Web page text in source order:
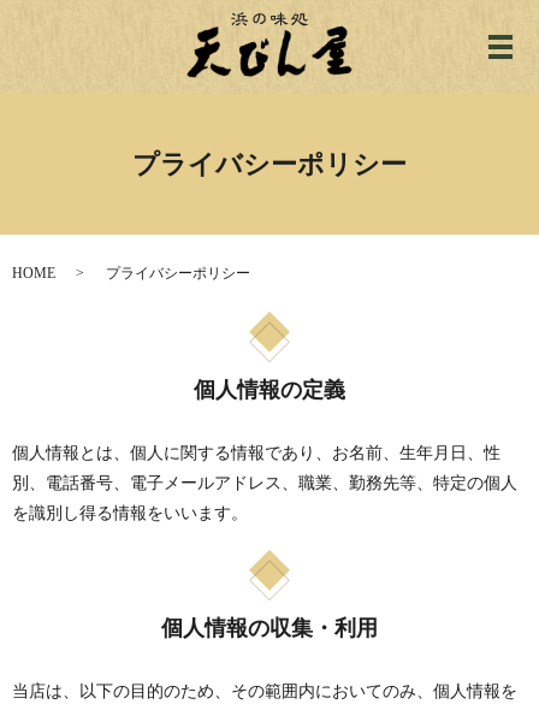
メ
プライバシーポリシー
HOME プライバシーポリシー
個人情報の定義
個人情報とは、個人に関する情報であり、お名前、生年月日、性
別、電話番号、電子メールアドレス、職業、勤務先等、特定の個人
を識別し得る情報をいいます。
個人情報の収集・利用
当店は、以下の目的のため、その範囲内においてのみ、個人情報を